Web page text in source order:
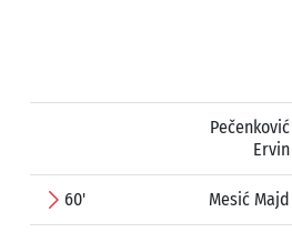
Pečenković
Ervin
60' Mesić Majd